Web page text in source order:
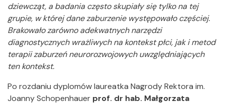
dziewcząt, a badania często skupiały się tylko na tej
grupie, w której dane zaburzenie występowało częściej.
Brakowało zarówno adekwatnych narzędzi
diagnostycznych wrażliwych na kontekst płci, jak i metod
terapii zaburzeń neurorozwojowych uwzględniających
ten kontekst.
Po rozdaniu dyplomów laureatka Nagrody Rektora im.
Joanny Schopenhauer prof. dr hab. Małgorzata